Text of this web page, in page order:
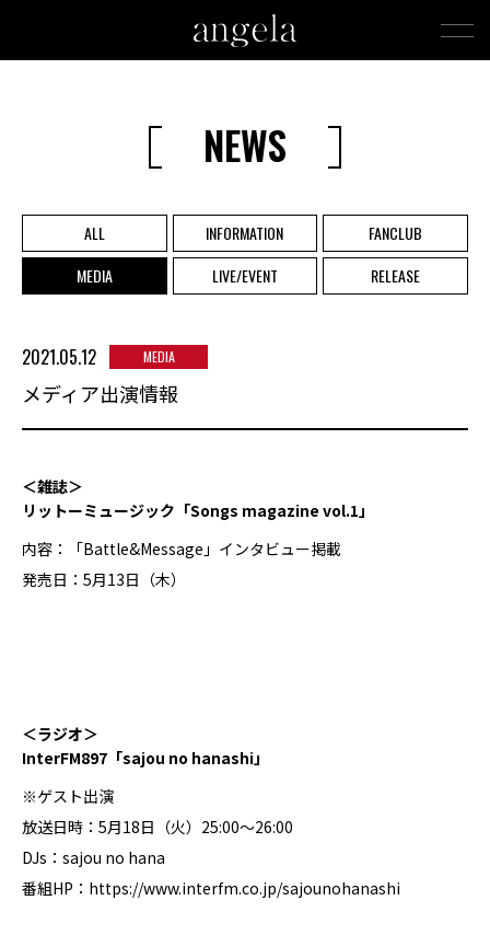
NEWS
ALL INFORMATION
FANCLUB
MEDIA
LIVE/EVENT RELEASE
2021.05.12 MEDIA
メディア出演情報
＜雑誌＞
リットーミュージック「Songs magazine vol.1」
内容：「Battle&Message」インタビュー掲載
発売日：5月13日（木）
＜ラジオ＞
InterFM897「sajou no hanashi」
※ゲスト出演
放送日時：5月18日（火）25:00～26:00
DJs：sajou no hana
番組HP：https://www.interfm.co.jp/sajounohanashi